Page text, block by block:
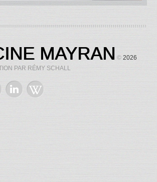
MAYRAN © 2026
PAR RÉMY SCHALL